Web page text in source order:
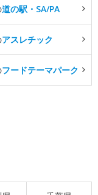
道の駅・SA/PA
アスレチック
フードテーマパーク